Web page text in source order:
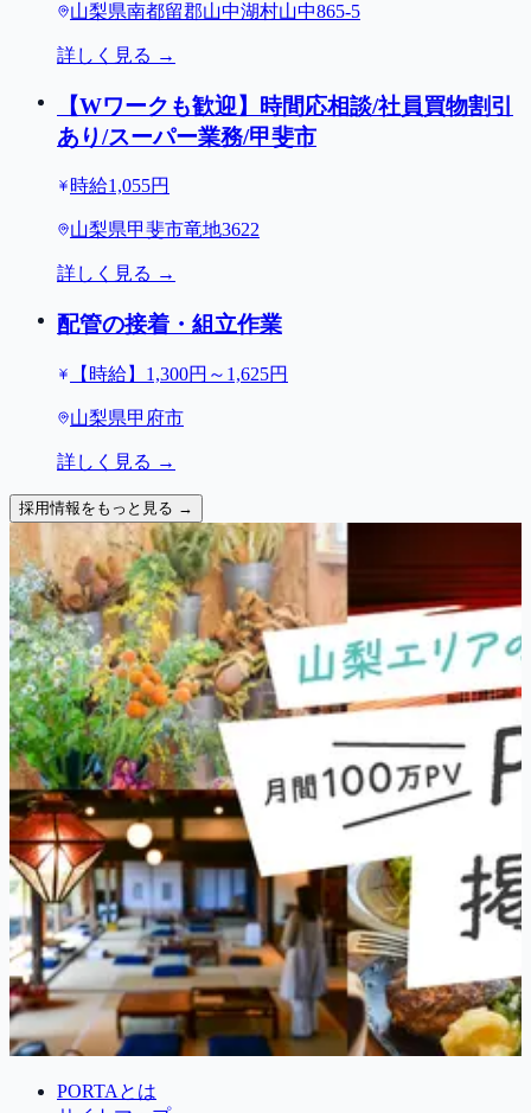
山梨県南都留郡山中湖村山中865-5
詳しく見る →
【Wワークも歓迎】時間応相談/社員買物割引
あり/スーパー業務/甲斐市
時給1,055円
山梨県甲斐市竜地3622
詳しく見る →
配管の接着・組立作業
【時給】1,300円～1,625円
山梨県甲府市
詳しく見る →
採用情報をもっと見る →
PORTAとは